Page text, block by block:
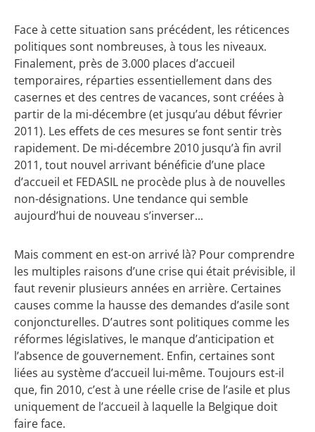
Face à cette situation sans précédent, les réticences
politiques sont nombreuses, à tous les niveaux.
Finalement, près de 3.000 places d’accueil
temporaires, réparties essentiellement dans des
casernes et des centres de vacances, sont créées à
partir de la mi-décembre (et jusqu’au début février
2011). Les effets de ces mesures se font sentir très
rapidement. De mi-décembre 2010 jusqu’à fin avril
2011, tout nouvel arrivant bénéficie d’une place
d’accueil et FEDASIL ne procède plus à de nouvelles
non-désignations. Une tendance qui semble
aujourd’hui de nouveau s’inverser...
Mais comment en est-on arrivé là? Pour comprendre
les multiples raisons d’une crise qui était prévisible, il
faut revenir plusieurs années en arrière. Certaines
causes comme la hausse des demandes d’asile sont
conjoncturelles. D’autres sont politiques comme les
réformes législatives, le manque d’anticipation et
l’absence de gouvernement. Enfin, certaines sont
liées au système d’accueil lui-même. Toujours est-il
que, fin 2010, c’est à une réelle crise de l’asile et plus
uniquement de l’accueil à laquelle la Belgique doit
faire face.